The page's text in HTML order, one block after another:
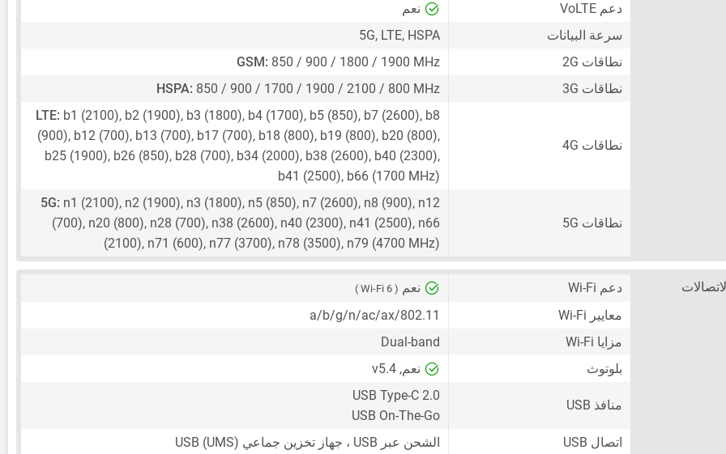
دعم VoLTE
نعم
سرعة البيانات
5G, LTE, HSPA
نطاقات 2G
GSM: 850 / 900 / 1800 / 1900 MHz
نطاقات 3G
HSPA: 850 / 900 / 1700 / 1900 / 2100 / 800 MHz
نطاقات 4G
LTE: b1 (2100), b2 (1900), b3 (1800), b4 (1700), b5 (850), b7 (2600), b8
(900), b12 (700), b13 (700), b17 (700), b18 (800), b19 (800), b20 (800),
b25 (1900), b26 (850), b28 (700), b34 (2000), b38 (2600), b40 (2300),
b41 (2500), b66 (1700 MHz)
نطاقات 5G
5G: n1 (2100), n2 (1900), n3 (1800), n5 (850), n7 (2600), n8 (900), n12
(700), n20 (800), n28 (700), n38 (2600), n40 (2300), n41 (2500), n66
(2100), n71 (600), n77 (3700), n78 (3500), n79 (4700 MHz)
دعم Wi-Fi نعم ( Wi-Fi 6 )
معايير Wi-Fi
802.11/a/b/g/n/ac/ax
مزايا Wi-Fi
Dual-band
بلوتوث
نعم, v5.4
منافذ USB
USB Type-C 2.0
USB On-The-Go
اتصال USB
الشحن عبر USB ، جهاز تخزين جماعي USB (UMS)